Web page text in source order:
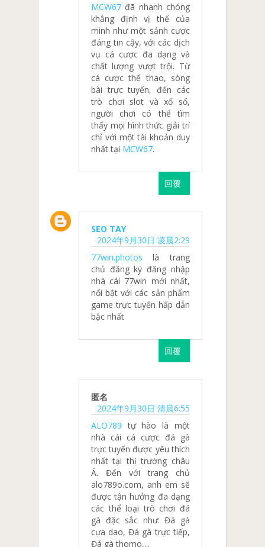
MCW67 đã nhanh chóng
khẳng định vị thế của
mình như một sảnh cược
đáng tin cậy, với các dịch
vụ cá cược đa dạng và
chất lượng vượt trội. Từ
cá cược thể thao, sòng
bài trực tuyến, đến các
trò chơi slot và xổ số,
người chơi có thể tìm
thấy mọi hình thức giải trí
chỉ với một tài khoản duy
nhất tại MCW67.
回覆
SEO TAY
2024年9月30日 凌晨2:29
77win.photos là trang
chủ đăng ký đăng nhập
nhà cái 77win mới nhất,
nổi bật với các sản phẩm
game trực tuyến hấp dẫn
bậc nhất
回覆
匿名
2024年9月30日 清晨6:55
ALO789 tự hào là một
nhà cái cá cược đá gà
trực tuyến được yêu thích
nhất tại thị trường châu
Á. Đến với trang chủ
alo789o.com, anh em sẽ
được tận hưởng đa dạng
các thể loại trò chơi đá
gà đặc sắc như: Đá gà
cựa dao, Đá gà trực tiếp,
Đá gà thomo,...